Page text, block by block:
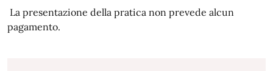
La presentazione della pratica non prevede alcun
pagamento.